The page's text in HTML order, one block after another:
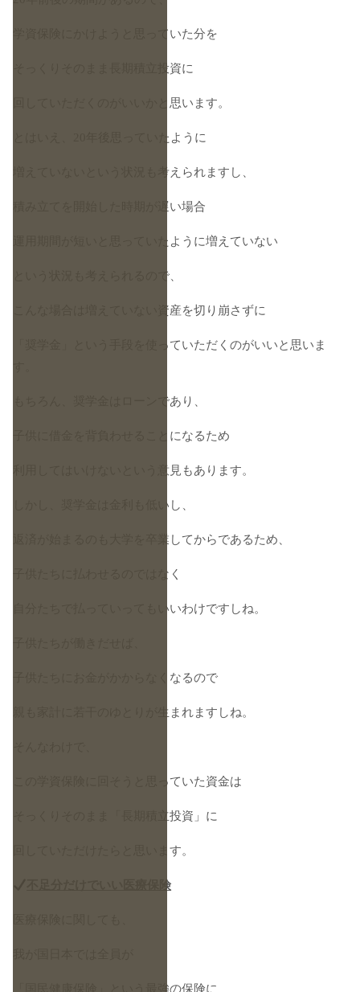
学資保険にかけようと思っていた分を
そっくりそのまま長期積立投資に
回していただくのがいいかと思います。
とはいえ、20年後思っていたように
増えていないという状況も考えられますし、
積み立てを開始した時期が遅い場合
運用期間が短いと思っていたように増えていない
という状況も考えられるので、
こんな場合は増えていない資産を切り崩さずに
「奨学金」という手段を使っていただくのがいいと思いま
もちろん、奨学金はローンであり、
子供に借金を背負わせることになるため
利用してはいけないという意見もあります。
しかし、奨学金は金利も低いし、
返済が始まるのも大学を卒業してからであるため、
子供たちに払わせるのではなく
自分たちで払っていってもいいわけですしね。
子供たちにお金がかからなくなるので
親も家計に若干のゆとりが生まれますしね。
この学資保険に回そうと思っていた資金は
そっくりそのまま「長期積立投資」に
回していただけたらと思います。
不足分だけでいい医療保険
「国民健康保険」という最強の保険に